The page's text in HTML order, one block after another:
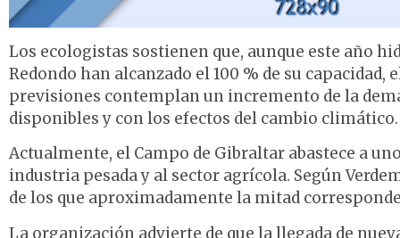
Los ecologistas sostienen que, aunque este año
Redondo han alcanzado el 100 % de su
previsiones contemplan un incremento de la
disponibles y con los efectos del cambio climático.
Actualmente, el Campo de Gibraltar abastece a
industria pesada y al sector agrícola. Según
de los que aproximadamente la mitad
La organización advierte de que la llegada de